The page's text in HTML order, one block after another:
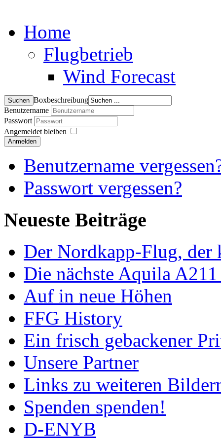
Home
Flugbetrieb
Wind Forecast
Boxbeschreibung
Benutzername
Passwort
Angemeldet bleiben
Anmelden
Benutzername
Passwort vergessen?
Neueste Beiträge
Der Nordkapp-Flug, der
Die nächste Aquila
Auf in neue Höhen
FFG History
Ein frisch gebackener
Unsere Partner
Links zu weiteren
Spenden spenden!
D-ENYB